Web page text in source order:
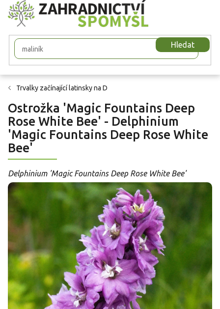
Přejít
na
obsah
Hledat
Trvalky začínající latinsky na D
Ostrožka 'Magic Fountains Deep
Rose White Bee' - Delphinium
'Magic Fountains Deep Rose White
Bee'
Delphinium 'Magic Fountains Deep Rose White Bee'